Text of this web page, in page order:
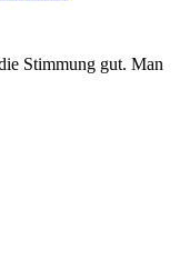
Stimmung gut. Man